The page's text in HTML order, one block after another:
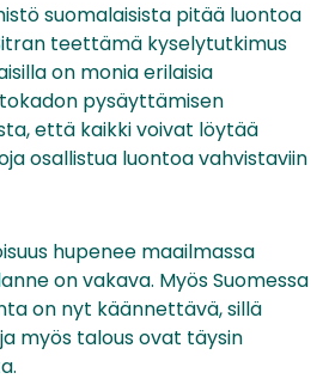
suomalaisista pitää luontoa
teettämä kyselytutkimus
on monia erilaisia
pysäyttämisen
että kaikki voivat löytää
osallistua luontoa vahvistaviin
hupenee maailmassa
on vakava. Myös Suomessa
on nyt käännettävä, sillä
myös talous ovat täysin